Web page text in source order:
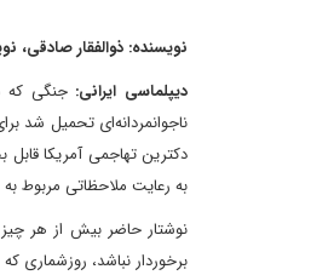
نویسنده: ذوالفقار صادقی،
دیپلماسی ایرانی: جنگی که
ناجوانمردانه‌ای تحمیل شد
دکترین تهاجمی آمریکا
به رعایت ملاحظاتی مربوط
نوشتار حاضر بیش از هر
برخوردار نباشد، روزشماری